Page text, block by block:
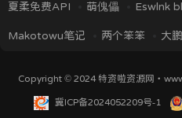
夏柔免费API 萌傀儡 Eswlnk
Makotowu笔记 两个笨笨 大
黎洛云科技
Copyright © 2024特资啦资源网・
冀ICP备2024052209号-1